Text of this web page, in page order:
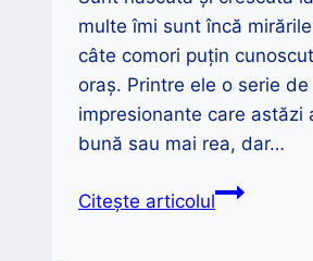
multe îmi sunt încă
câte comori puțin
oraș. Printre ele o serie
impresionante care astăzi
bună sau mai rea, dar…
Citește articolul7